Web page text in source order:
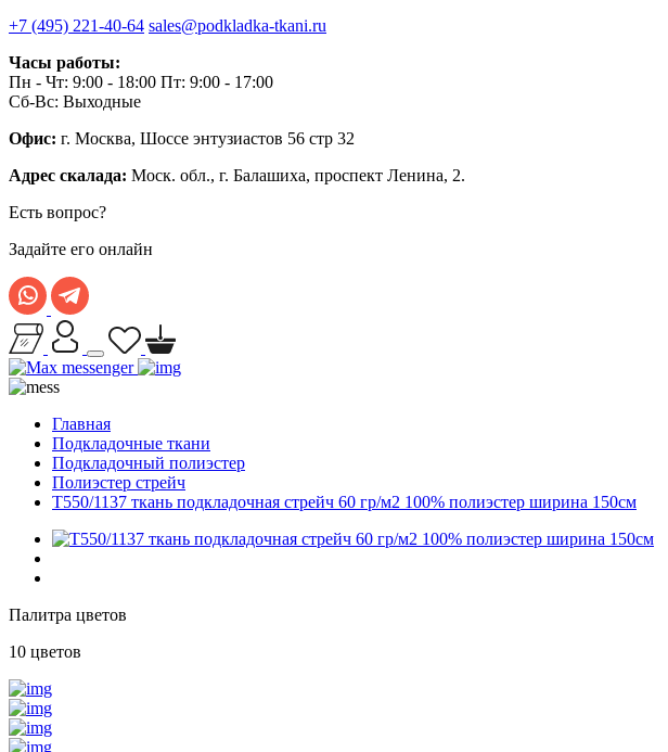
+7 (495) 221-40-64 sales@podkladka-tkani.ru
Часы работы:
Пн - Чт: 9:00 - 18:00 Пт: 9:00 - 17:00
Сб-Вс: Выходные
Офис: г. Москва, Шоссе энтузиастов 56 стр 32
Адрес скалада: Моск. обл., г. Балашиха, проспект Ленина, 2.
Есть вопрос?
Задайте его онлайн
Главная
Подкладочные ткани
Подкладочный полиэстер
Полиэстер стрейч
T550/1137 ткань подкладочная стрейч 60 гр/м2 100% полиэстер ширина 150см
Палитра цветов
10 цветов